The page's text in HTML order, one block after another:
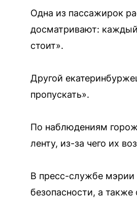
Одна из пассажирок
досматривают:
стоит».
Другой
пропускать».
По наблюдениям
ленту, из-за чего их
В пресс-службе мэрии
безопасности, а